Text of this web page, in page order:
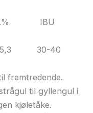
IBU
5,3 30-40
fremtredende.
til gyllengul i
kjøletåke.